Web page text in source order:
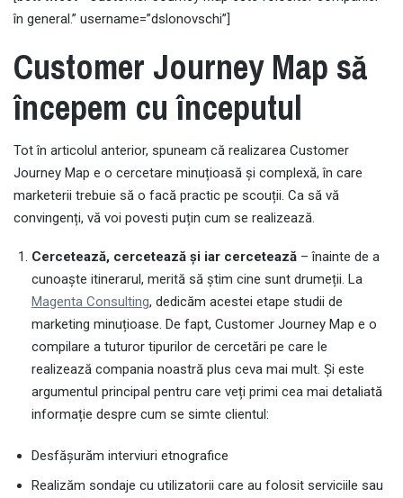
în general.” username=”dslonovschi”]
Customer Journey Map să
începem cu începutul
Tot în articolul anterior, spuneam că realizarea Customer
Journey Map e o cercetare minuțioasă și complexă, în care
marketerii trebuie să o facă practic pe scouții. Ca să vă
convingenți, vă voi povesti puțin cum se realizează.
Cercetează, cercetează și iar cercetează – înainte de a
cunoaște itinerarul, merită să știm cine sunt drumeții. La
Magenta Consulting, dedicăm acestei etape studii de
marketing minuțioase. De fapt, Customer Journey Map e o
compilare a tuturor tipurilor de cercetări pe care le
realizează compania noastră plus ceva mai mult. Și este
argumentul principal pentru care veți primi cea mai detaliată
informație despre cum se simte clientul:
Desfășurăm interviuri etnografice
Realizăm sondaje cu utilizatorii care au folosit serviciile sau